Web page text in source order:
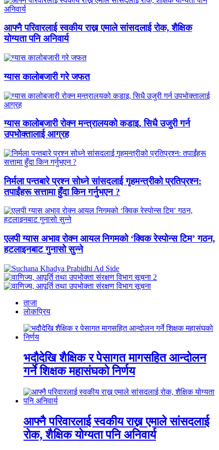
आफ्नै परिवारलाई स्वकीय राख्न एमाले सांसदलाई रोक, शैक्षिक
योग्यता पनि अनिवार्य
ग्यास कालोबजारी गरे जफत
ग्यास कालोबजारी रोक्न मन्त्रालयको कडाइ, सिधै उजुरी गर्न
उपभोक्तालाई आग्रह
निर्मला पन्तबारे प्रश्न सोध्ने सांसदलाई गृहमन्त्रीको प्रतिप्रश्न:
तपाईंहरू सत्तामा हुँदा किन गर्नुभएन ?
एलपी ग्यास अभाव रोक्न आयल निगमको ‘क्विक रेस्पोन्स टिम’ गठन,
हटलाइनबाट गुनासो सुन्ने
ताजा
लाेकप्रिय
भदौदेखि शैक्षिक र पेसागत मागसहित आन्दोलन
गर्ने शिक्षक महासंघको निर्णय
आफ्नै परिवारलाई स्वकीय राख्न एमाले सांसदलाई
रोक, शैक्षिक योग्यता पनि अनिवार्य